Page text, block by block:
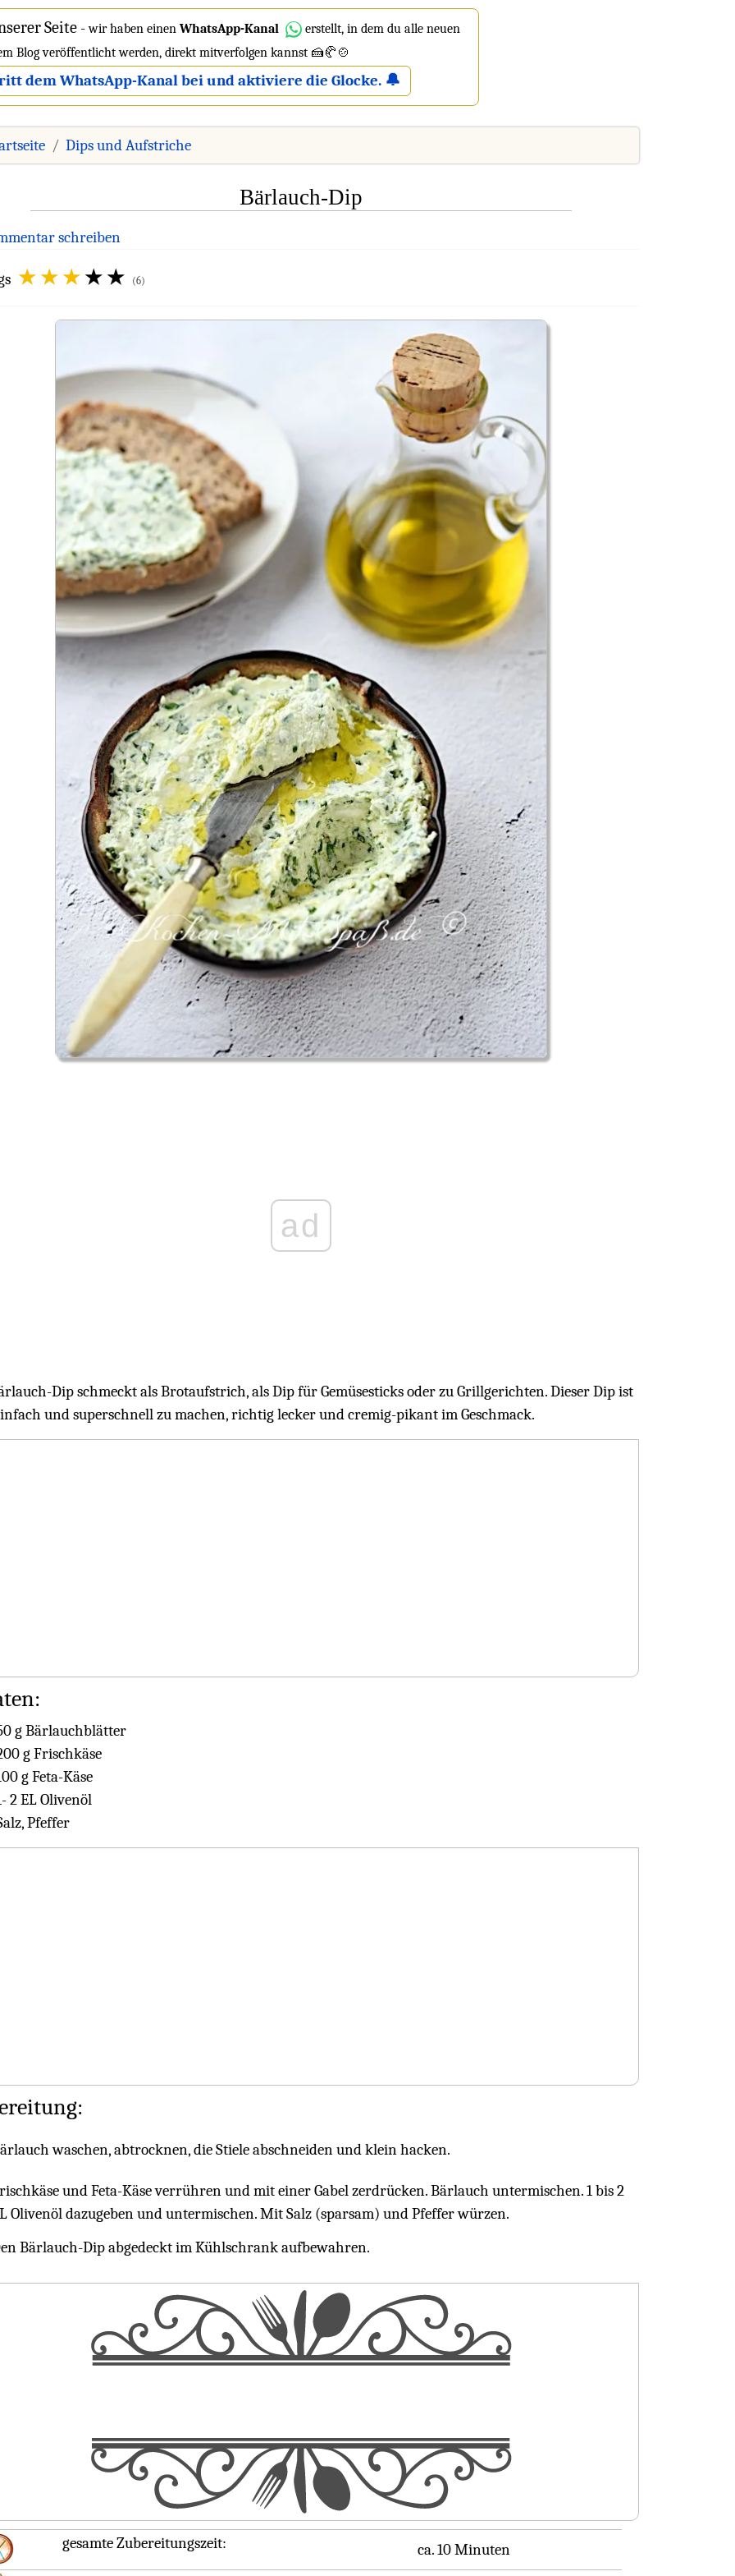
Seite -wir haben einen WhatsApp-Kanal
erstellt, in dem du alle neuen
Blog veröffentlicht werden, direkt mitverfolgen kannst 🍰🥐🍲
dem WhatsApp-Kanal bei und aktiviere die Glocke. 🔔
Dips und Aufstriche
Bärlauch-Dip
schreiben
(6)
ad
Dip schmeckt als Brotaufstrich, als Dip für Gemüsesticks oder zu Grillgerichten. Dieser Dip ist
und superschnell zu machen, richtig lecker und cremig-pikant im Geschmack.
g Bärlauchblätter
g Frischkäse
g Feta-Käse
2 EL Olivenöl
Pfeffer
waschen, abtrocknen, die Stiele abschneiden und klein hacken.
und Feta-Käse verrühren und mit einer Gabel zerdrücken. Bärlauch untermischen. 1 bis 2
Olivenöl dazugeben und untermischen. Mit Salz (sparsam) und Pfeffer würzen.
Bärlauch-Dip abgedeckt im Kühlschrank aufbewahren.
gesamte Zubereitungszeit: ca. 10 Minuten